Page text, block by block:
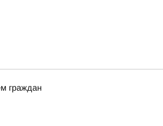
граждан